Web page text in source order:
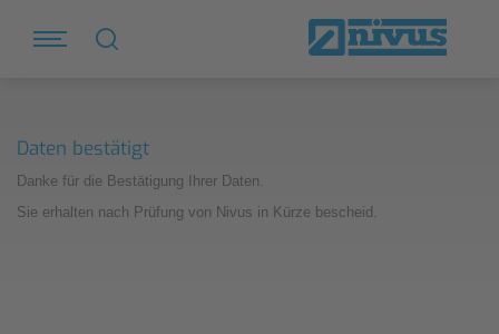
Daten bestätigt
Danke für die Bestätigung Ihrer Daten.
Sie erhalten nach Prüfung von Nivus in Kürze bescheid.